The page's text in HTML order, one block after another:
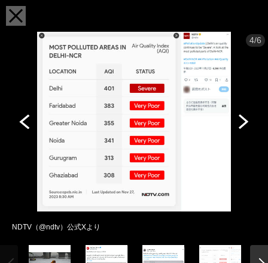
4/6
NDTV（@ndtv）公式Xより